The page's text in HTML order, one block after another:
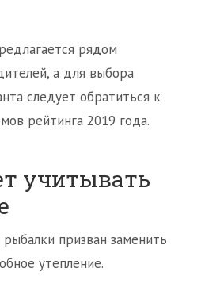
рядом
а для выбора
следует обратиться к
рейтинга 2019 года.
учитывать
призван заменить
утепление.